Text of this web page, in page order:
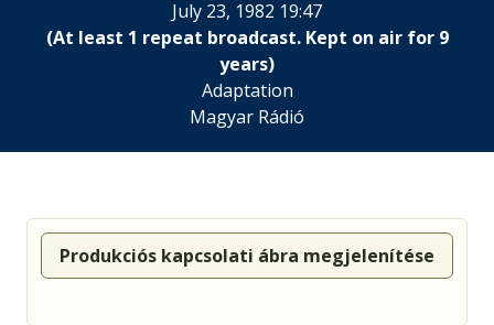
July 23, 1982 19:47
(At least 1 repeat broadcast. Kept on air for 9
years)
Adaptation
Magyar Rádió
Produkciós kapcsolati ábra megjelenítése